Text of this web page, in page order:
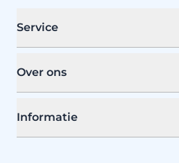
Service
Over ons
Informatie